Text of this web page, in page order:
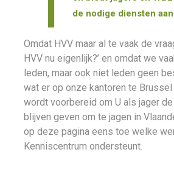
de nodige diensten aan
Omdat HVV maar al te vaak de
HVV nu eigenlijk?’ en omdat we
leden, maar ook niet leden geen
wat er op onze kantoren te
wordt voorbereid om U als jager
blijven geven om te jagen in
op deze pagina eens toe welke
Kenniscentrum ondersteunt.